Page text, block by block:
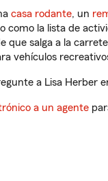
casa rodante, un
como la lista de
que salga a la
vehículos
a Lisa Herber
a un agente